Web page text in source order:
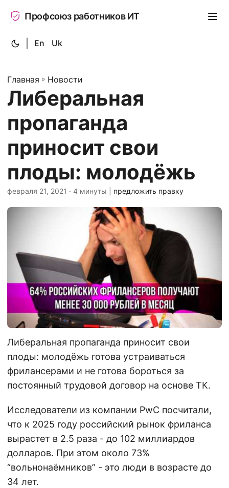
Профсоюз работников ИТ
En Uk
Главная » Новости
Либеральная
пропаганда
приносит свои
плоды: молодёжь
февраля 21, 2021 · 4 минуты | предложить правку
Либеральная пропаганда приносит свои
плоды: молодёжь готова устраиваться
фрилансерами и не готова бороться за
постоянный трудовой договор на основе ТК.
Исследователи из компании PwC посчитали,
что к 2025 году российский рынок фриланса
вырастет в 2.5 раза - до 102 миллиардов
долларов. При этом около 73%
“вольнонаёмников” - это люди в возрасте до
34 лет.